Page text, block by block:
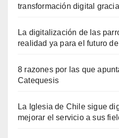
transformación digital
La digitalización de las
realidad ya para el futuro
8 razones por las que
Catequesis
La Iglesia de Chile sigue
mejorar el servicio a sus